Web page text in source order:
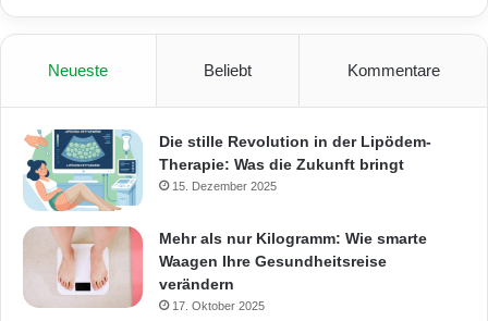
Neueste Beliebt Kommentare
Die stille Revolution in der Lipödem-
Therapie: Was die Zukunft bringt
15. Dezember 2025
Mehr als nur Kilogramm: Wie smarte
Waagen Ihre Gesundheitsreise
verändern
17. Oktober 2025